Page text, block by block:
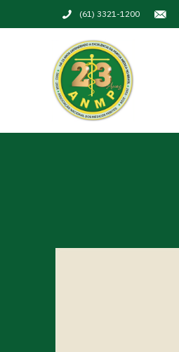
(61) 3321-1200